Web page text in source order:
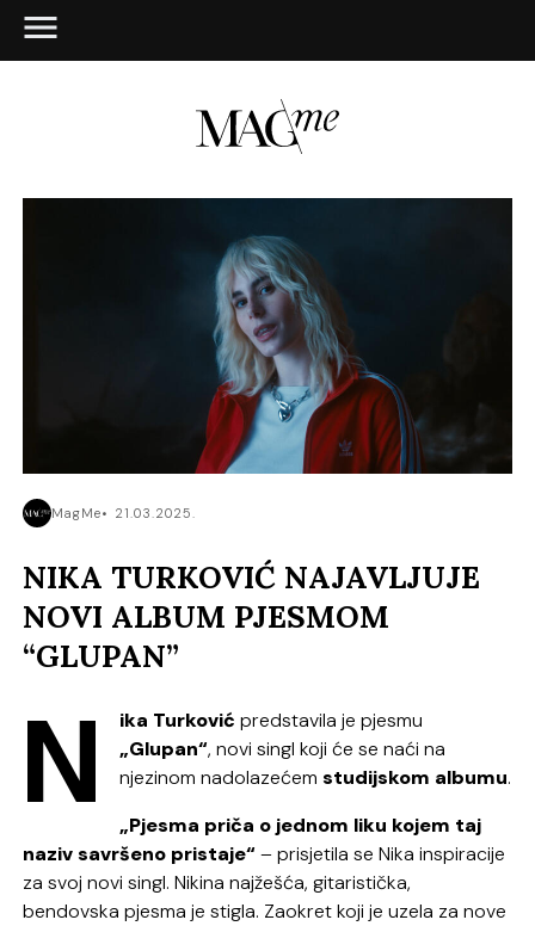
MagMe 21.03.2025.
NIKA TURKOVIĆ NAJAVLJUJE
NOVI ALBUM PJESMOM
“GLUPAN”
N ika Turković predstavila je pjesmu
„Glupan“, novi singl koji će se naći na
njezinom nadolazećemstudijskom albumu.
„Pjesma priča o jednom liku kojem taj
naziv savršeno pristaje“ – prisjetila se Nika inspiracije
za svoj novi singl. Nikina najžešća, gitaristička,
bendovska pjesma je stigla. Zaokret koji je uzela za nove